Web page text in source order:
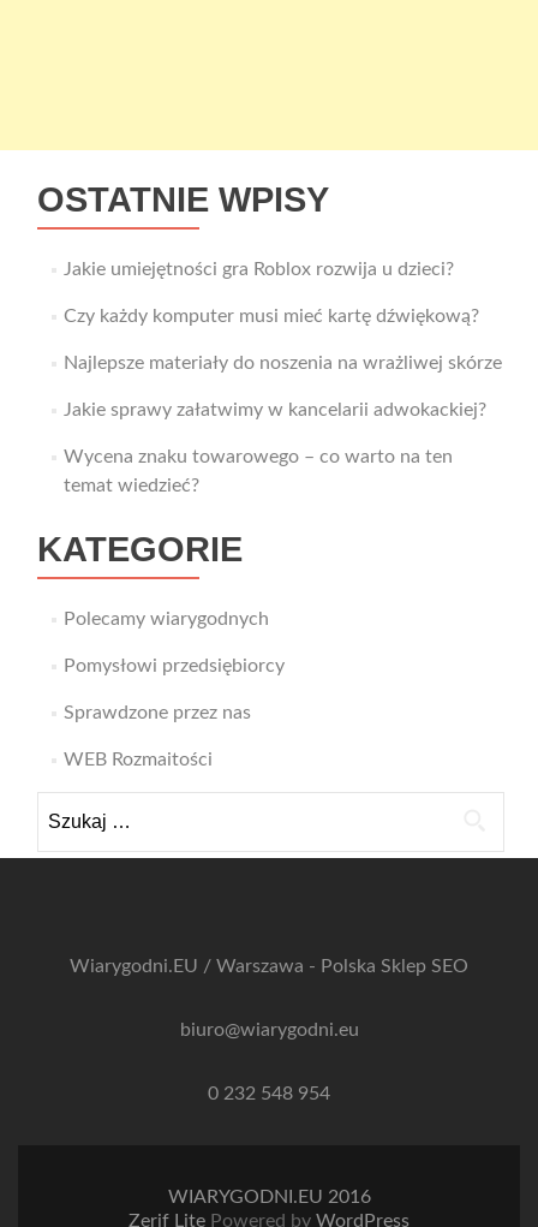
OSTATNIE WPISY
Jakie umiejętności gra Roblox rozwija u dzieci?
Czy każdy komputer musi mieć kartę dźwiękową?
Najlepsze materiały do noszenia na wrażliwej skórze
Jakie sprawy załatwimy w kancelarii adwokackiej?
Wycena znaku towarowego – co warto na ten
temat wiedzieć?
KATEGORIE
Polecamy wiarygodnych
Pomysłowi przedsiębiorcy
Sprawdzone przez nas
WEB Rozmaitości
Wiarygodni.EU / Warszawa - Polska Sklep SEO
biuro@wiarygodni.eu
0 232 548 954
WIARYGODNI.EU 2016
Zerif Lite Powered by WordPress